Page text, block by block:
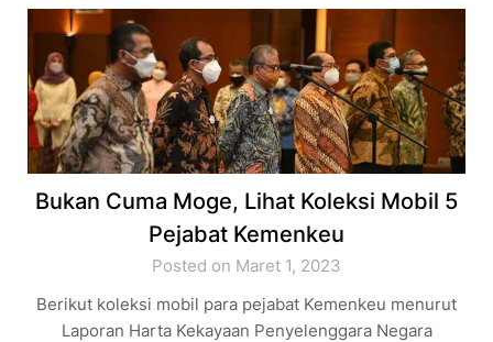
Bukan Cuma Moge, Lihat Koleksi Mobil 5
Pejabat Kemenkeu
Posted on Maret 1, 2023
Berikut koleksi mobil para pejabat Kemenkeu menurut
Laporan Harta Kekayaan Penyelenggara Negara